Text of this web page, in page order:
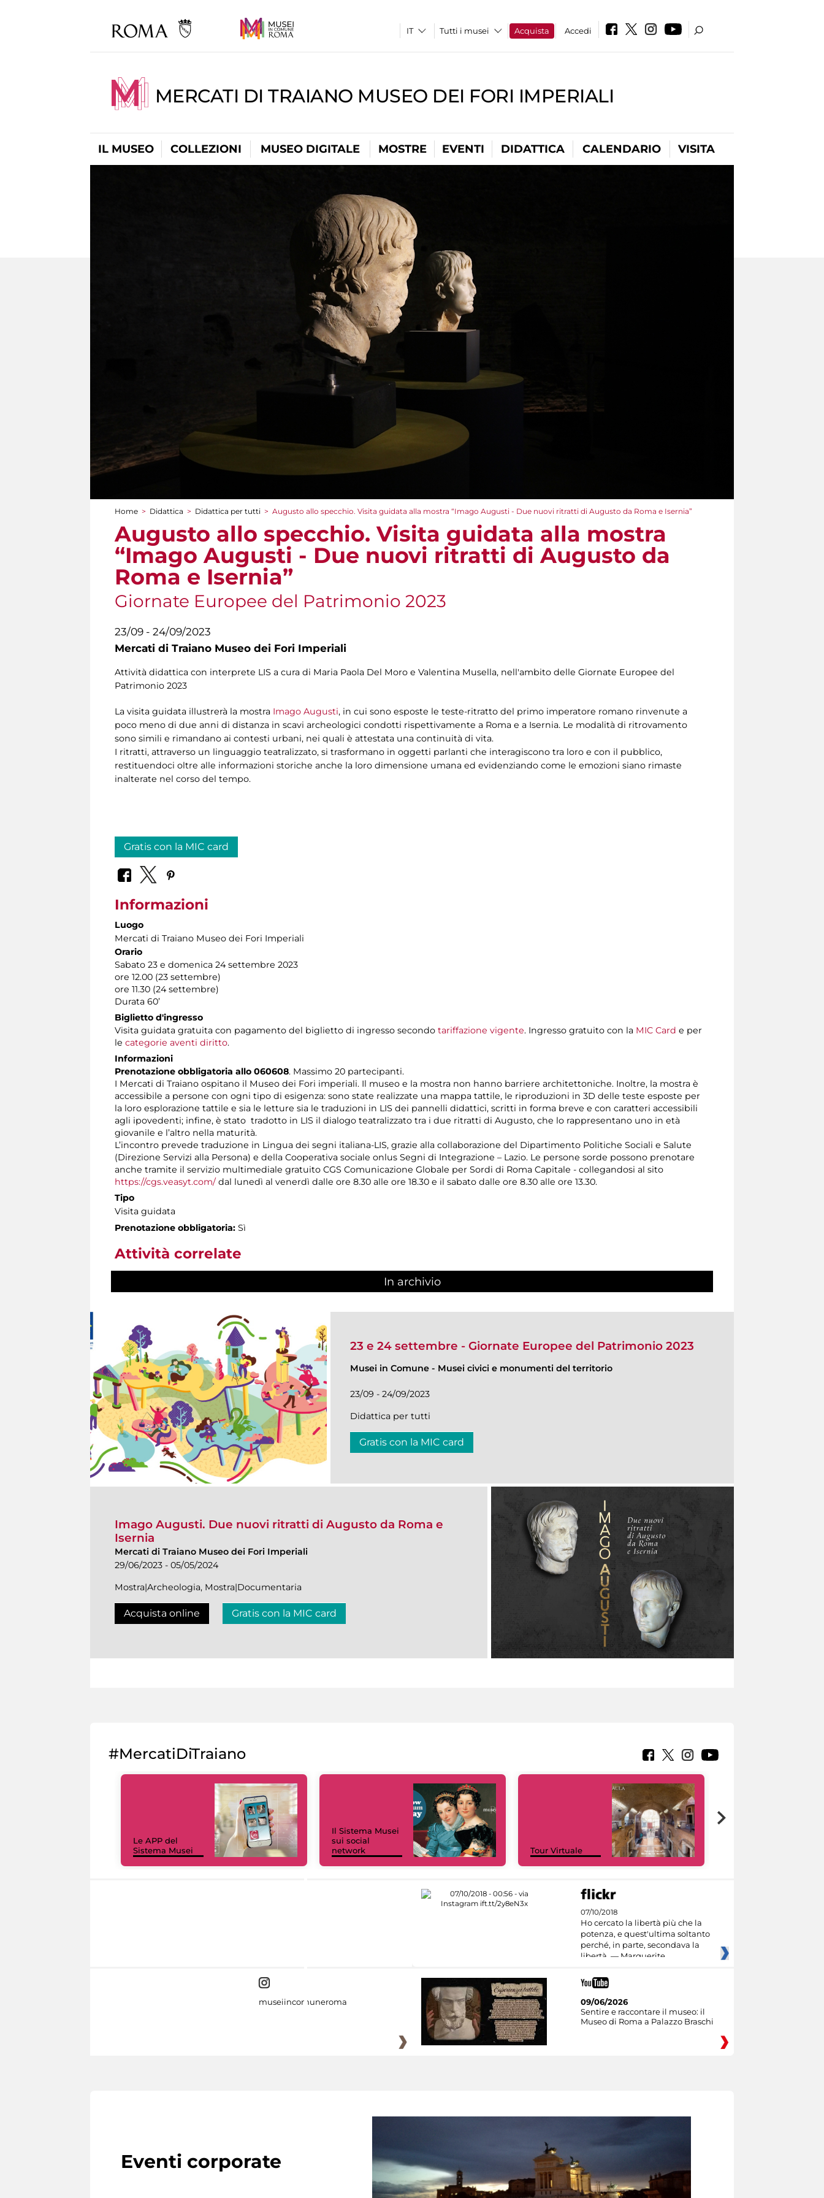
Tutti i musei Acquista Accedi
MERCATI DI TRAIANO MUSEO DEI FORI IMPERIALI
IL MUSEO COLLEZIONI MUSEO DIGITALE MOSTRE EVENTI DIDATTICA CALENDARIO VISITA
Tu sei qui
Home > Didattica > Didattica per tutti > Augusto allo specchio. Visita guidata alla mostra “Imago Augusti - Due nuovi ritratti di Augusto da Roma e Isernia”
Augusto allo specchio. Visita guidata alla mostra
“Imago Augusti - Due nuovi ritratti di Augusto da
Roma e Isernia”
Giornate Europee del Patrimonio 2023
23/09 - 24/09/2023
Mercati di Traiano Museo dei Fori Imperiali
Attività didattica con interprete LIS a cura di Maria Paola Del Moro e Valentina Musella, nell'ambito delle Giornate Europee del
Patrimonio 2023
La visita guidata illustrerà la mostra Imago Augusti, in cui sono esposte le teste-ritratto del primo imperatore romano rinvenute a
poco meno di due anni di distanza in scavi archeologici condotti rispettivamente a Roma e a Isernia. Le modalità di ritrovamento
sono simili e rimandano ai contesti urbani, nei quali è attestata una continuità di vita.
I ritratti, attraverso un linguaggio teatralizzato, si trasformano in oggetti parlanti che interagiscono tra loro e con il pubblico,
restituendoci oltre alle informazioni storiche anche la loro dimensione umana ed evidenziando come le emozioni siano rimaste
inalterate nel corso del tempo.
Gratis con la MIC card
Informazioni
Luogo
Mercati di Traiano Museo dei Fori Imperiali
Orario
Sabato 23 e domenica 24 settembre 2023
ore 12.00 (23 settembre)
ore 11.30 (24 settembre)
Durata 60’
Biglietto d'ingresso
Visita guidata gratuita con pagamento del biglietto di ingresso secondo tariffazione vigente. Ingresso gratuito con la MIC Card e per
le categorie aventi diritto.
Informazioni
Prenotazione obbligatoria allo 060608. Massimo 20 partecipanti.
I Mercati di Traiano ospitano il Museo dei Fori imperiali. Il museo e la mostra non hanno barriere architettoniche. Inoltre, la mostra è
accessibile a persone con ogni tipo di esigenza: sono state realizzate una mappa tattile, le riproduzioni in 3D delle teste esposte per
la loro esplorazione tattile e sia le letture sia le traduzioni in LIS dei pannelli didattici, scritti in forma breve e con caratteri accessibili
agli ipovedenti; infine, è stato tradotto in LIS il dialogo teatralizzato tra i due ritratti di Augusto, che lo rappresentano uno in età
giovanile e l’altro nella maturità.
L’incontro prevede traduzione in Lingua dei segni italiana-LIS, grazie alla collaborazione del Dipartimento Politiche Sociali e Salute
(Direzione Servizi alla Persona) e della Cooperativa sociale onlus Segni di Integrazione – Lazio. Le persone sorde possono prenotare
anche tramite il servizio multimediale gratuito CGS Comunicazione Globale per Sordi di Roma Capitale - collegandosi al sito
https://cgs.veasyt.com/dal lunedì al venerdì dalle ore 8.30 alle ore 18.30 e il sabato dalle ore 8.30 alle ore 13.30.
Tipo
Visita guidata
Prenotazione obbligatoria: Sì
Attività correlate
In archivio
23 e 24 settembre - Giornate Europee del Patrimonio 2023
Musei in Comune - Musei civici e monumenti del territorio
23/09 - 24/09/2023
Didattica per tutti
Gratis con la MIC card
Imago Augusti. Due nuovi ritratti di Augusto da Roma e
Isernia
Mercati di Traiano Museo dei Fori Imperiali
29/06/2023 - 05/05/2024
Mostra|Archeologia, Mostra|Documentaria
Acquista online Gratis con la MIC card
#MercatiDiTraiano
Le APP del
Sistema Musei
Il Sistema Musei
sui social
network
Tour Virtuale
07/10/2018
Ho cercato la libertà più che la
potenza, e quest'ultima soltanto
perché, in parte, secondava la
libertà. — Marguerite
museiincomuneroma
09/06/2026
Sentire e raccontare il museo: il
Museo di Roma a Palazzo Braschi
Eventi corporate